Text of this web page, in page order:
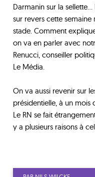
Darmanin sur la
sur revers cette
stade. Comment
on va en parler avec
Renucci, conseiller
Le Média.
On va aussi revenir sur
présidentielle, à un mois
Le RN se fait
y a plusieurs raisons à